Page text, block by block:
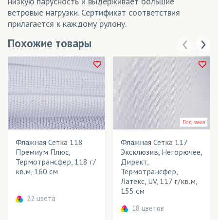
ветровые нагрузки. Сертификат соответствия
прилагается к каждому рулону.
Похожие товары
Флажная Сетка 118
Премиум Плюс,
Термотрансфер, 118 г/
кв.м, 160 см
22 цвета
Под заказ
Флажная Сетка 117
Эксклюзив, Негорючее,
Директ,
Термотрансфер,
Латекс, UV, 117 г/кв.м,
155 см
18 цветов